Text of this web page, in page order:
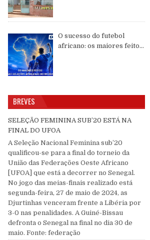
O sucesso do futebol
africano: os maiores feitos
BREVES
SELEÇÃO FEMININA SUB’20 ESTÁ NA
FINAL DO UFOA
A Seleção Nacional Feminina sub’20
qualificou-se para a final do torneio da
União das Federações Oeste Africano
[UFOA] que está a decorrer no Senegal.
No jogo das meias-finais realizado está
segunda-feira, 27 de maio de 2024, as
Djurtinhas venceram frente a Libéria por
3-0 nas penalidades. A Guiné-Bissau
defronta o Senegal na final no dia 30 de
maio. Fonte: federação